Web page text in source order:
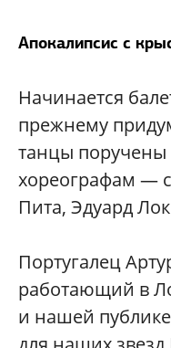
Апокалипсис с
Начинается
прежнему
танцы поручены
хореографам —
Пита, Эдуард
Португалец
работающий в
и нашей